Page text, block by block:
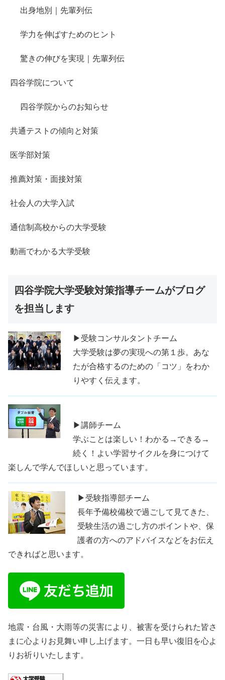
出身地別｜先輩列伝
学力を伸ばすためのヒント
驚きの伸びを実現｜先輩列伝
四谷学院について
四谷学院からのお知らせ
共通テストの傾向と対策
医学部対策
推薦対策・面接対策
社会人の大学入試
通信制高校からの大学受験
動画でわかる大学受験
四谷学院大学受験対策指導チームがブログ
を担当します
▶受験コンサルタントチーム
大学受験は夢の実現への第１歩。あな
たが合格するのための「コツ」をわか
りやすく伝えます。
▶講師チーム
学ぶことは楽しい！わかる→できる→
続く！よい学習サイクルを身につけて
楽しんで学んでほしいと思っています。
▶受験指導部チーム
長年予備校備校で過ごして見てきた、
受験生活の過ごし方のポイントや、保
護者の方へのアドバイスなどをお伝え
できればと思います。
地震・台風・大雨等の災害により、被害を受けられた皆さ
まに心よりお見舞い申し上げます。一日も早い復旧を心よ
りお祈りいたします。